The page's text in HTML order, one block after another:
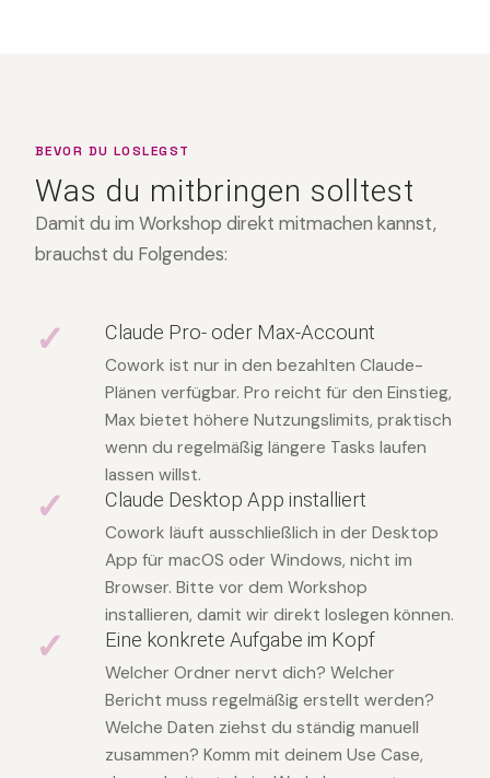
BEVOR DU LOSLEGST
Was du mitbringen solltest
Damit du im Workshop direkt mitmachen kannst,
brauchst du Folgendes:
✓ Claude Pro- oder Max-Account
Cowork ist nur in den bezahlten Claude-
Plänen verfügbar. Pro reicht für den Einstieg,
Max bietet höhere Nutzungslimits, praktisch
wenn du regelmäßig längere Tasks laufen
lassen willst.
✓ Claude Desktop App installiert
Cowork läuft ausschließlich in der Desktop
App für macOS oder Windows, nicht im
Browser. Bitte vor dem Workshop
installieren, damit wir direkt loslegen können.
✓ Eine konkrete Aufgabe im Kopf
Welcher Ordner nervt dich? Welcher
Bericht muss regelmäßig erstellt werden?
Welche Daten ziehst du ständig manuell
zusammen? Komm mit deinem Use Case,